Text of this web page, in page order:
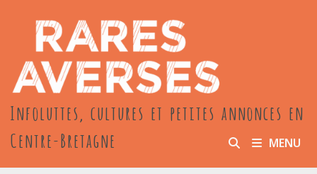
contenu
Infoluttes, cultures et petites annonces en
Centre-Bretagne
MENU